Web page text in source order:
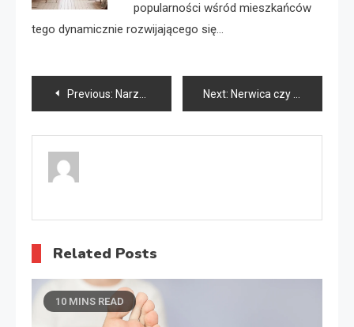
popularności wśród mieszkańców
tego dynamicznie rozwijającego się…
Nawigacja
wpisu
Previous: Narzędzia pneumatyczne sklep Next: Nerwica czy depresja co gorsze?
Related Posts
10 MINS READ